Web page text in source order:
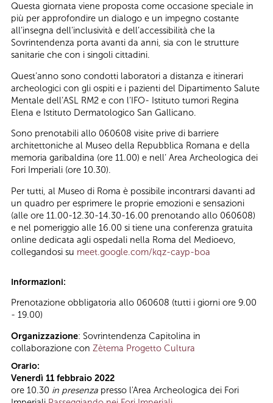
Questa giornata viene proposta come occasione speciale in
più per approfondire un dialogo e un impegno costante
all’insegna dell’inclusività e dell’accessibilità che la
Sovrintendenza porta avanti da anni, sia con le strutture
sanitarie che con i singoli cittadini.
Quest’anno sono condotti laboratori a distanza e itinerari
archeologici con gli ospiti e i pazienti del Dipartimento Salute
Mentale dell’ASL RM2 e con l’IFO- Istituto tumori Regina
Elena e Istituto Dermatologico San Gallicano.
Sono prenotabili allo 060608 visite prive di barriere
architettoniche al Museo della Repubblica Romana e della
memoria garibaldina (ore 11.00) e nell’ Area Archeologica dei
Fori Imperiali (ore 10.30).
Per tutti, al Museo di Roma è possibile incontrarsi davanti ad
un quadro per esprimere le proprie emozioni e sensazioni
(alle ore 11.00-12.30-14.30-16.00 prenotando allo 060608)
e nel pomeriggio alle 16.00 si tiene una conferenza gratuita
online dedicata agli ospedali nella Roma del Medioevo,
collegandosi su meet.google.com/kqz-cayp-boa
Informazioni:
Prenotazione obbligatoria allo 060608 (tutti i giorni ore 9.00
- 19.00)
Organizzazione: Sovrintendenza Capitolina in
collaborazione con Zètema Progetto Cultura
Orario:
Venerdì 11 febbraio 2022
ore 10.30 in presenza presso l'Area Archeologica dei Fori